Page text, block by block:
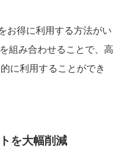
お得に利用する方法がい
組み合わせることで、高
に利用することができ
を大幅削減